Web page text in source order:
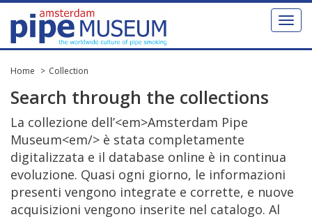
Toggle
Home Collection
Search through the collections
La collezione dell’<em>Amsterdam Pipe
Museum<em/> è stata completamente
digitalizzata e il database online è in continua
evoluzione. Quasi ogni giorno, le informazioni
presenti vengono integrate e corrette, e nuove
acquisizioni vengono inserite nel catalogo. Al